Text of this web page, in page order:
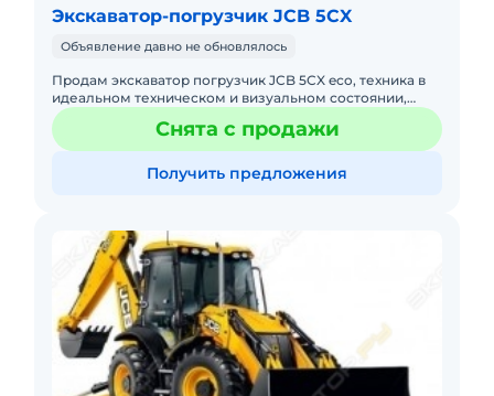
Экскаватор-погрузчик JCB 5CX
Объявление давно не обновлялось
Продам экскаватор погрузчик JCB 5CX eco, техника в
идеальном техническом и визуальном состоянии,
брал с нуля у официалов для своей стройки, год
выпуска 2013, наСнята с продажи
Получить предложения